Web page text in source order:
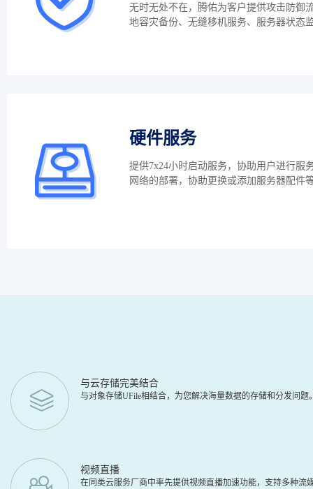
无时无处不在，腾佑为客户提供攻击防御
地容灾备份、无缝移机服务、服务器状态
硬件服务
提供7x24小时启动服务，协助用户进行服
网络的部署，协助更换或添加服务器配件
与云存储完美结合
与对象存储UFile相结合，为您解决海量数据的存储和分发问
视频直播
在同类云服务厂商中率先提供视频直播加速功能，支持多种流